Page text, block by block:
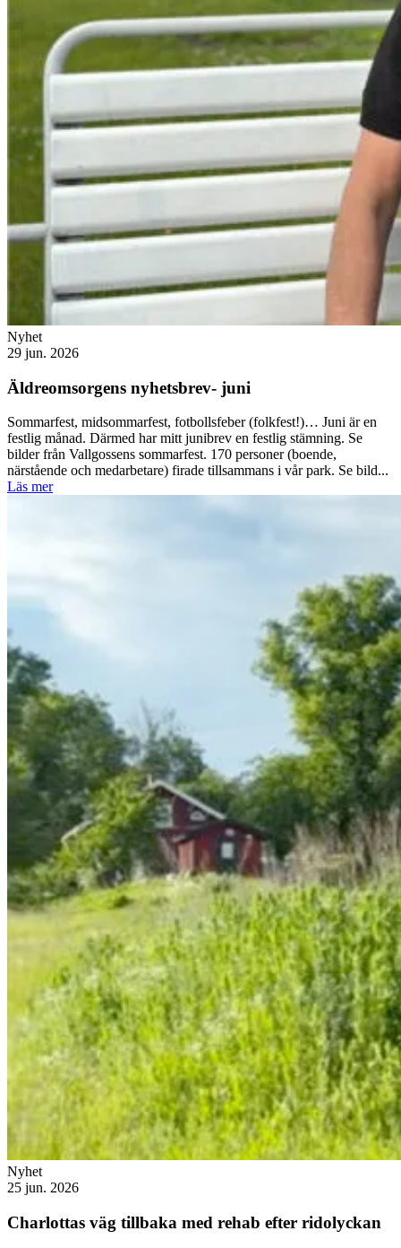
Nyhet
29 jun. 2026
Äldreomsorgens nyhetsbrev- juni
Sommarfest, midsommarfest, fotbollsfeber (folkfest!)… Juni är en
festlig månad. Därmed har mitt junibrev en festlig stämning. Se
bilder från Vallgossens sommarfest. 170 personer (boende,
närstående och medarbetare) firade tillsammans i vår park. Se bild...
Läs mer
Nyhet
25 jun. 2026
Charlottas väg tillbaka med rehab efter ridolyckan